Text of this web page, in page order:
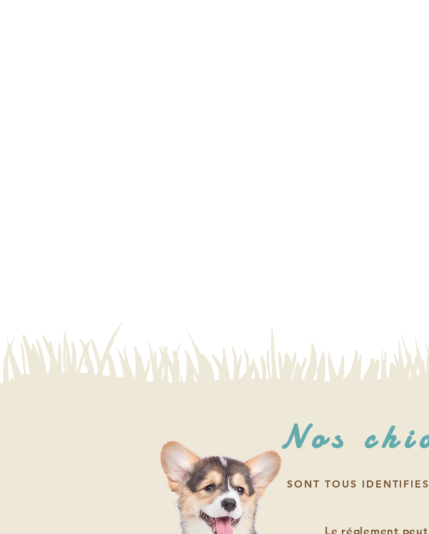
Nos
SONT TOUS
Le réglement